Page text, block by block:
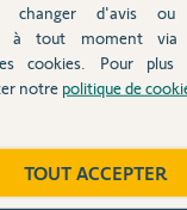
pro
le nouveau compte sur
pour que je transfert le
changer d'avis
à tout moment
cookies. Pour plus
notre politique de
TOUT ACCEPTER